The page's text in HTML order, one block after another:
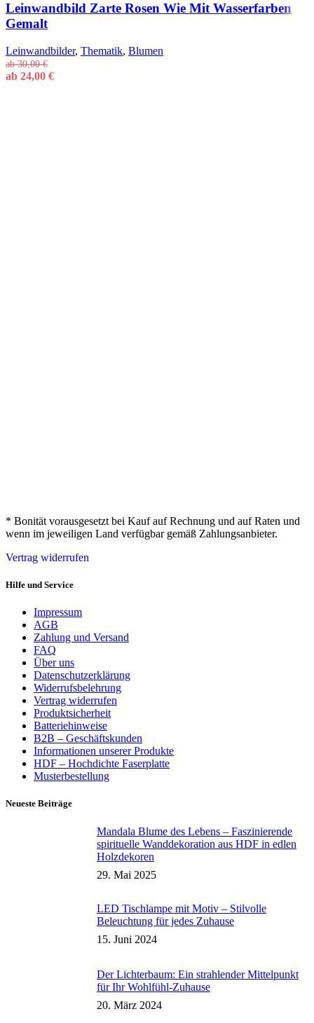
Leinwandbild Zarte Rosen Wie Mit Wasserfarben
Gemalt
Leinwandbilder, Thematik, Blumen
ab30,00€
ab 24,00 €
* Bonität vorausgesetzt bei Kauf auf Rechnung und auf Raten und
wenn im jeweiligen Land verfügbar gemäß Zahlungsanbieter.
Vertrag widerrufen
Hilfe und Service
Impressum
AGB
Zahlung und Versand
FAQ
Über uns
Datenschutzerklärung
Widerrufsbelehrung
Vertrag widerrufen
Produktsicherheit
Batteriehinweise
B2B – Geschäftskunden
Informationen unserer Produkte
HDF – Hochdichte Faserplatte
Musterbestellung
Neueste Beiträge
Mandala Blume des Lebens – Faszinierende
spirituelle Wanddekoration aus HDF in edlen
Holzdekoren
29. Mai 2025
LED Tischlampe mit Motiv – Stilvolle
Beleuchtung für jedes Zuhause
15. Juni 2024
Der Lichterbaum: Ein strahlender Mittelpunkt
für Ihr Wohlfühl-Zuhause
20. März 2024